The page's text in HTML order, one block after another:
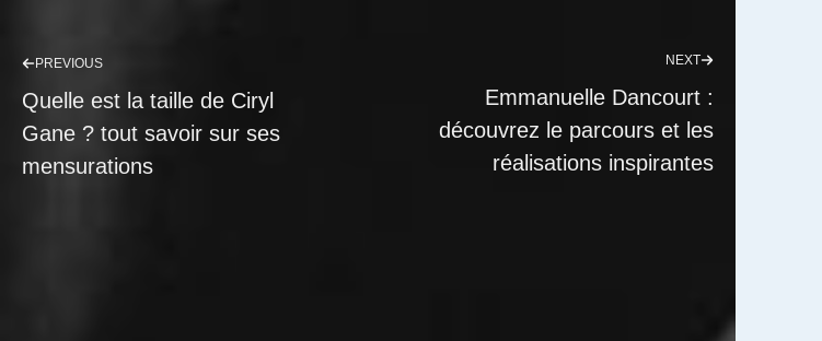
PREVIOUS
Quelle est la taille de Ciryl
Gane ? tout savoir sur ses
mensurations
NEXT
Emma­nue­lle Dancourt :
découvrez le parcours et les
réalisations inspirantes